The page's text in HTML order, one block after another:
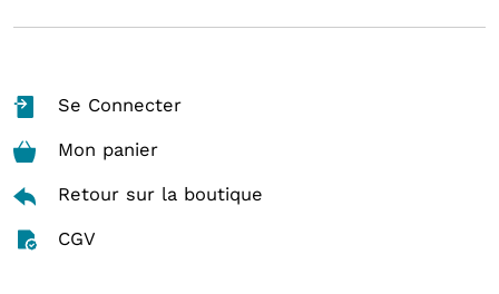
Se Connecter
Mon panier
Retour sur la boutique
CGV